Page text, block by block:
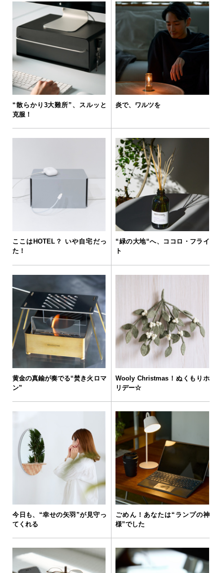
“散らかり3大難所”、スルッと
克服！
炎で、ワルツを
ここはHOTEL？ いや自宅だっ
た！
“緑の大地“へ、ココロ・フライ
ト
黄金の真鍮が奏でる“焚き火ロマ
ン”
Wooly Christmas！ぬくもりホ
リデー☆
今日も、“幸せの矢羽”が見守っ
てくれる
ごめん！あなたは“ランプの神
様”でした